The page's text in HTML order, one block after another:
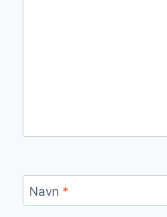
Navn *